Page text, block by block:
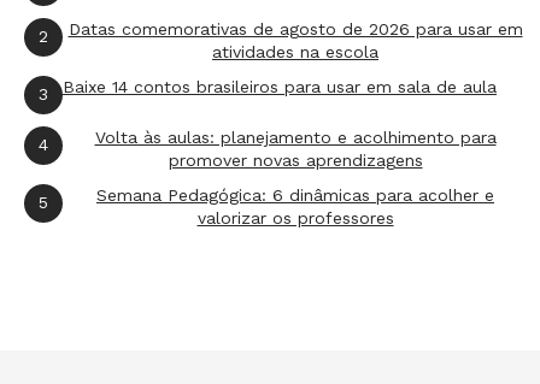
2
Datas comemorativas de agosto de 2026 para usar em
atividades na escola
3 Baixe 14 contos brasileiros para usar em sala de aula
4
Volta às aulas: planejamento e acolhimento para
promover novas aprendizagens
5
Semana Pedagógica: 6 dinâmicas para acolher e
valorizar os professores